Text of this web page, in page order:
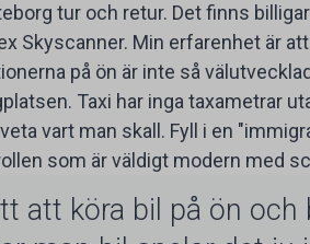
tur och retur. Det finns
Skyscanner. Min erfarenhet är
på ön är inte så
Taxi har inga taxametrar
vart man skall. Fyll i en
som är väldigt modern med
att köra bil på ön